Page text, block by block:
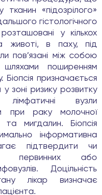
«підозрілого»
гістологічного
у кількох
животі, в паху, під
пов’язані між собою
поширенням
Біопсія призначається
зоні ризику розвитку
лімфатичні вузли
при раку молочної
мигдалин. Біопсія
інформативна
підтвердити чи
первинних або
Доцільність
лікар визначає